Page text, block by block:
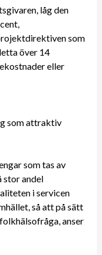
låg den
som
över 14
eller
som attraktiv
som tas av
stor andel
i servicen
så att på sätt
anser